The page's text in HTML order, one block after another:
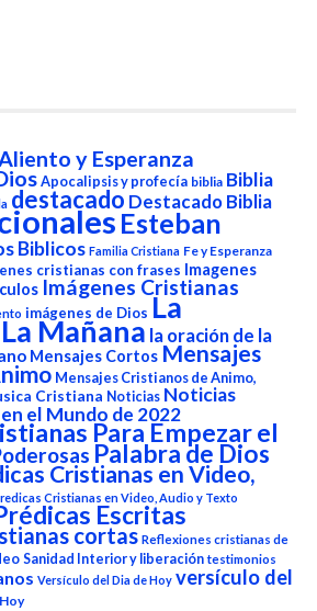
y Esperanza
Apocalipsis y profecía biblia Biblia
destacado Destacado Biblia
Esteban
Biblicos Familia Cristiana Fe y Esperanza
cristianas con frases Imagenes
Imágenes Cristianas
imágenes de Dios La
Mañana la oración de la
Mensajes Cortos Mensajes
Mensajes Cristianos de Animo,
Cristiana Noticias Noticias
el Mundo de 2022
Para Empezar el
Palabra de Dios
Cristianas en Video,
Cristianas en Video, Audio y Texto
Escritas
cortas Reflexiones cristianas de
Sanidad Interior y liberación testimonios
Versículo del Dia de Hoy versículo del